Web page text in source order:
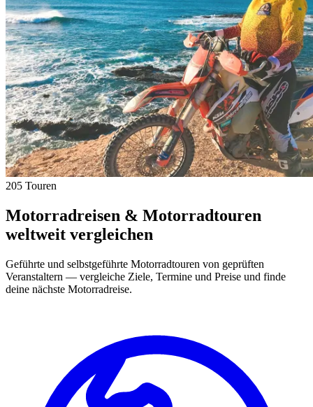
205 Touren
Motorradreisen & Motorradtouren
weltweit vergleichen
Geführte und selbstgeführte Motorradtouren von geprüften
Veranstaltern — vergleiche Ziele, Termine und Preise und finde
deine nächste Motorradreise.